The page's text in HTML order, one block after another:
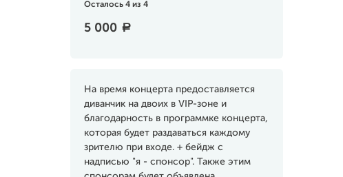
Осталось 4 из 4
5 000 a
На время концерта предоставляется
диванчик на двоих в VIP-зоне и
благодарность в программке концерта,
которая будет раздаваться каждому
зрителю при входе. + бейдж с
надписью "я - спонсор". Также этим